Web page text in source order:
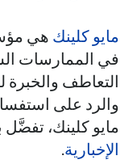
مايو كلينك هي
في الممارسات
التعاطف والخبرة
والرد على
مايو كلينك، تفضَّل
الإخبارية.